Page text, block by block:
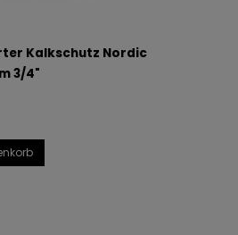
Kalkschutz Nordic
3/4"